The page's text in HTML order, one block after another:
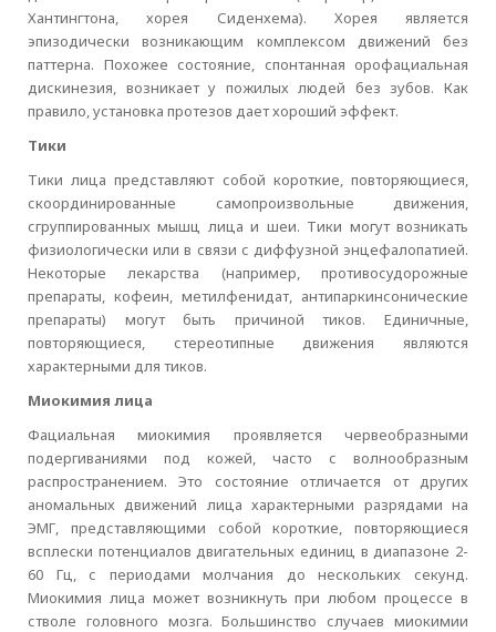
Хантингтона, хорея Сиденхема). Хорея является
эпизодически возникающим комплексом движений без
паттерна. Похожее состояние, спонтанная орофациальная
дискинезия, возникает у пожилых людей без зубов. Как
правило, установка протезов дает хороший эффект.
Тики
Тики лица представляют собой короткие, повторяющиеся,
скоординированные самопроизвольные движения,
сгруппированных мышц лица и шеи. Тики могут возникать
физиологически или в связи с диффузной энцефалопатией.
Некоторые лекарства (например, противосудорожные
препараты, кофеин, метилфенидат, антипаркинсонические
препараты) могут быть причиной тиков. Единичные,
повторяющиеся, стереотипные движения являются
характерными для тиков.
Миокимия лица
Фациальная миокимия проявляется червеобразными
подергиваниями под кожей, часто с волнообразным
распространением. Это состояние отличается от других
аномальных движений лица характерными разрядами на
ЭМГ, представляющими собой короткие, повторяющиеся
всплески потенциалов двигательных единиц в диапазоне 2-
60 Гц, с периодами молчания до нескольких секунд.
Миокимия лица может возникнуть при любом процессе в
стволе головного мозга. Большинство случаев миокимии